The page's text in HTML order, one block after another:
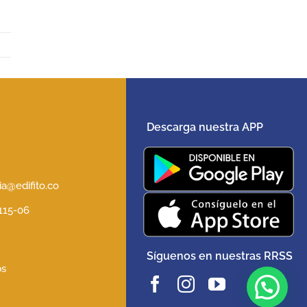
06
Descarga nuestra APP
Síguenos en nuestras RRSS